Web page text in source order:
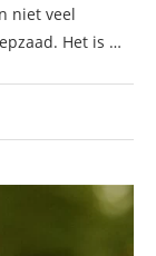
niet veel
Het is …